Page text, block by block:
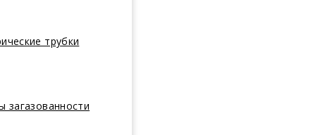
трубки
загазованности